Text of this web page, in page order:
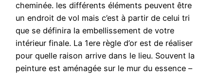
cheminée. les différents éléments peuvent être
un endroit de vol mais c’est à partir de celui tri
que se définira la embellissement de votre
intérieur finale. La 1ere règle d’or est de réaliser
pour quelle raison arrive dans le lieu. Souvent la
peinture est aménagée sur le mur du essence –